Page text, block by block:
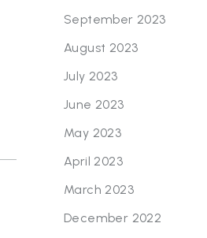
September 2023
August 2023
July 2023
June 2023
May 2023
April 2023
March 2023
December 2022